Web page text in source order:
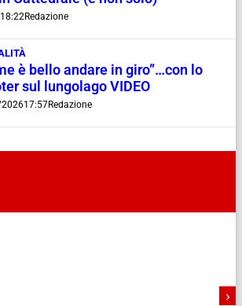
18:22Redazione
è bello andare in giro”…con lo
sul lungolago VIDEO
17:57Redazione
›